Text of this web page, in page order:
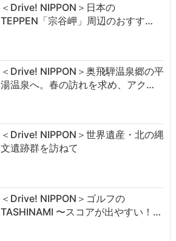
＜Drive! NIPPON＞日本の
TEPPEN「宗谷岬」周辺のおすす…
＜Drive! NIPPON＞奥飛騨温泉郷の平
湯温泉へ。春の訪れを求め、アク…
＜Drive! NIPPON＞世界遺産・北の縄
文遺跡群を訪ねて
＜Drive! NIPPON＞ゴルフの
TASHINAMI 〜スコアが出やすい！…